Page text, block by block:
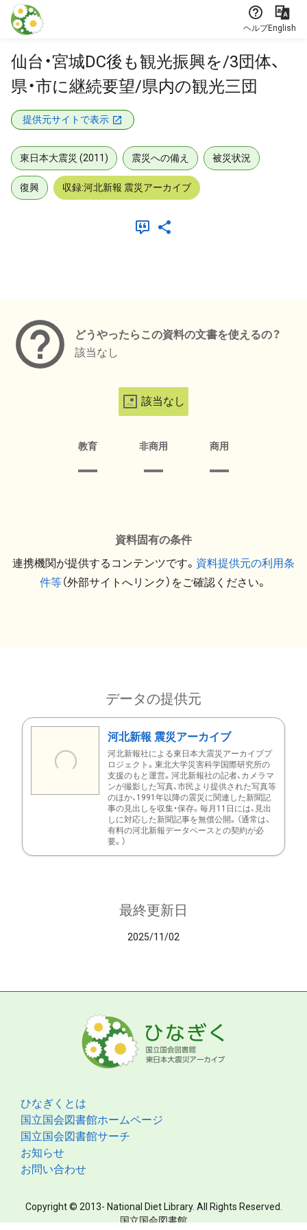
本文に飛ぶ
ヘルプEnglish
仙台・宮城DC後も観光振興を/3団体、
県・市に継続要望/県内の観光三団
提供元サイトで表示
東日本大震災 (2011) 震災への備え 被災状況
復興 収録:河北新報 震災アーカイブ
どうやったらこの資料の文書を使えるの？
該当なし
該当なし
教育 非商用 商用
資料固有の条件
連携機関が提供するコンテンツです。 資料提供元の利用条
件等（外部サイトへリンク）をご確認ください。
データの提供元
河北新報 震災アーカイブ
河北新報社による東日本大震災アーカイブプ
ロジェクト。東北大学災害科学国際研究所の
支援のもと運営。河北新報社の記者、カメラマ
ンが撮影した写真、市民より提供された写真等
のほか、1991年以降の震災に関連した新聞記
事の見出しを収集・保存。毎月11日には、見出
しに対応した新聞記事を無償公開。（通常は、
有料の河北新報データベースとの契約が必
要。）
最終更新日
2025/11/02
ひなぎくとは
国立国会図書館ホームページ
国立国会図書館サーチ
お知らせ
お問い合わせ
Copyright © 2013- National Diet Library. All Rights Reserved.